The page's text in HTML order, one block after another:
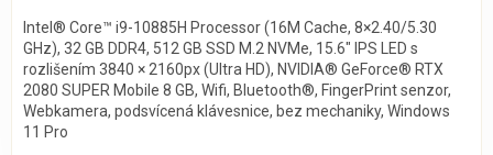
Intel® Core™ i9-10885H Processor (16M Cache, 8×2.40/5.30
GHz), 32 GB DDR4, 512 GB SSD M.2 NVMe, 15.6″ IPS LED s
rozlišením 3840 × 2160px (Ultra HD), NVIDIA® GeForce® RTX
2080 SUPER Mobile 8 GB, Wifi, Bluetooth®, FingerPrint senzor,
Webkamera, podsvícená klávesnice, bez mechaniky, Windows
11 Pro